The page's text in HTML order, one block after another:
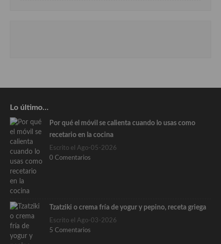
Lo último…
Por qué el móvil se calienta cuando lo usas como
recetario en la cocina
Escrito el Ago-05-2026
0 Comentarios
Tzatziki o crema fría de yogur y pepino, receta griega
Escrito el Ago-03-2026
5 Comentarios